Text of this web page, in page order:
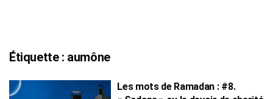
Étiquette : aumône
Les mots de Ramadan : #8.